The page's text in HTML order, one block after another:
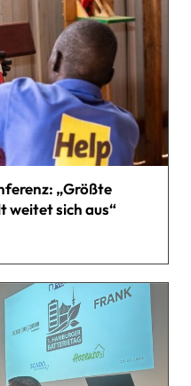
„Größte
weitet sich aus“